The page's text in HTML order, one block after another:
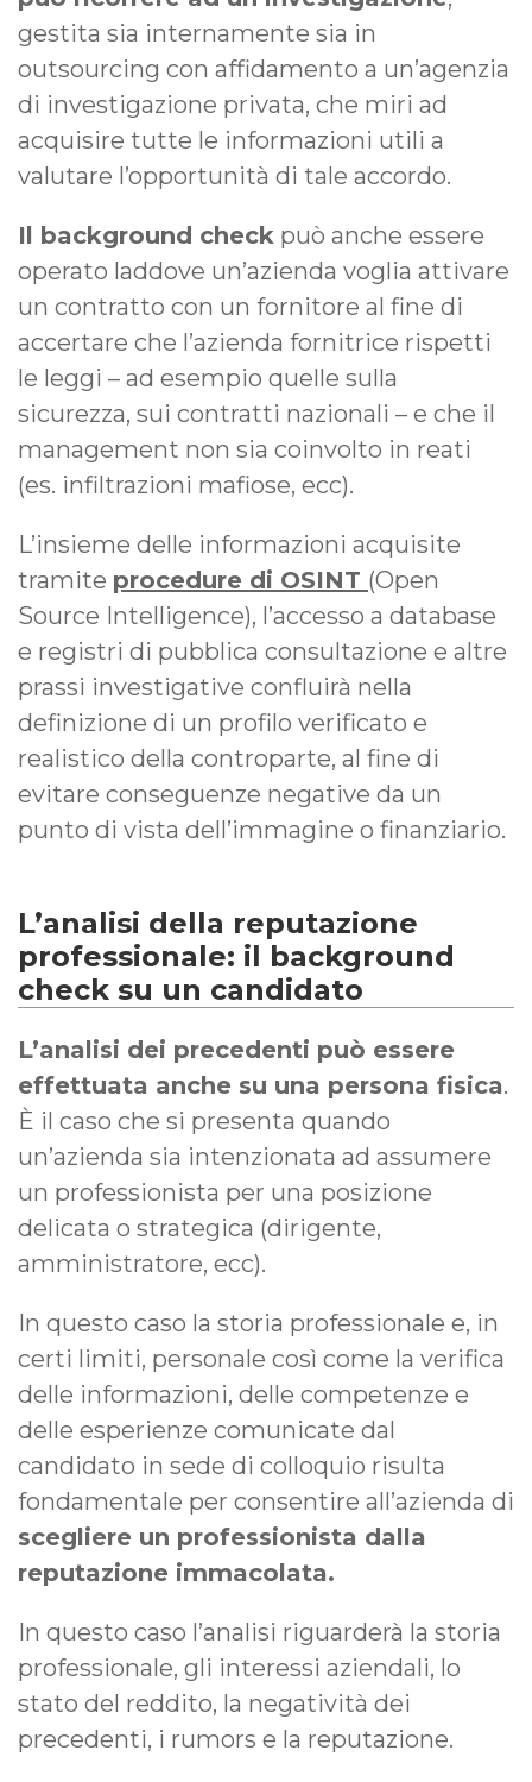
gestita sia internamente sia in
outsourcing con affidamento a un’agenzia
di investigazione privata, che miri ad
acquisire tutte le informazioni utili a
valutare l’opportunità di tale accordo.
Il background check può anche essere
operato laddove un’azienda voglia attivare
un contratto con un fornitore al fine di
accertare che l’azienda fornitrice rispetti
le leggi – ad esempio quelle sulla
sicurezza, sui contratti nazionali – e che il
management non sia coinvolto in reati
(es. infiltrazioni mafiose, ecc).
L’insieme delle informazioni acquisite
tramite procedure di OSINT (Open
Source Intelligence), l’accesso a database
e registri di pubblica consultazione e altre
prassi investigative confluirà nella
definizione di un profilo verificato e
realistico della controparte, al fine di
evitare conseguenze negative da un
punto di vista dell’immagine o finanziario.
L’analisi della reputazione
professionale: il background
check su un candidato
L’analisi dei precedenti può essere
effettuata anche su una persona fisica.
È il caso che si presenta quando
un’azienda sia intenzionata ad assumere
un professionista per una posizione
delicata o strategica (dirigente,
amministratore, ecc).
In questo caso la storia professionale e, in
certi limiti, personale così come la verifica
delle informazioni, delle competenze e
delle esperienze comunicate dal
candidato in sede di colloquio risulta
fondamentale per consentire all’azienda di
scegliere un professionista dalla
reputazione immacolata.
In questo caso l’analisi riguarderà la storia
professionale, gli interessi aziendali, lo
stato del reddito, la negatività dei
precedenti, i rumors e la reputazione.